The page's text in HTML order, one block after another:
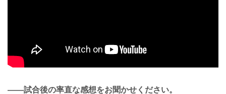
——試合後の率直な感想をお聞かせください。